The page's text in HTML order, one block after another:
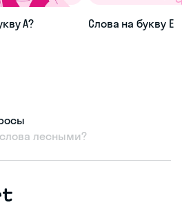
А? Слова на букву Е
лесными?